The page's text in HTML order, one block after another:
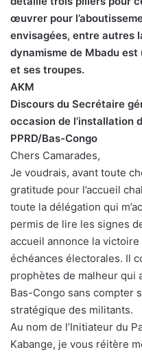
œuvrer pour
envisagées, entre autres
dynamisme de Mbadu
et ses troupes.
AKM
Discours du Secrétaire
occasion de l’installation
PPRD/Bas-Congo
Chers Camarades,
Je voudrais, avant toute
gratitude pour l’accueil
toute la délégation qui
permis de lire les signes
accueil annonce la
échéances électorales. Il
prophètes de malheur qui
Bas-Congo sans compter
stratégique des militants.
Au nom de l’Initiateur du
Kabange, je vous réitère